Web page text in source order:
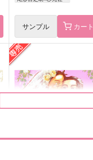
TOWARD LOVE CALLS #2
いもたれたまご
1,572円（税込）
サンプル 作品詳細
サンプル カート